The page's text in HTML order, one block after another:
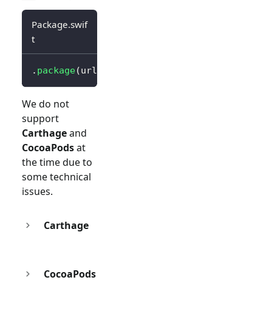
Package.swif
t
. package(url
We do not
support
Carthageand
CocoaPodsat
the time due to
some technical
issues.
Carthage
CocoaPods